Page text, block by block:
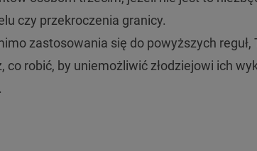
czy przekroczenia granicy.
zastosowania się do powyższych
co robić, by uniemożliwić złodziejowi ich